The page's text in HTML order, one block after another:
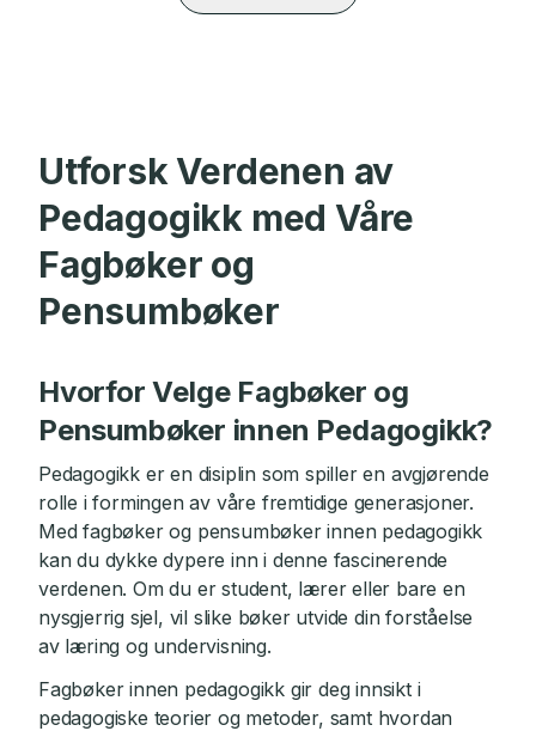
Utforsk Verdenen av
Pedagogikk med Våre
Fagbøker og
Pensumbøker
Hvorfor Velge Fagbøker og
Pensumbøker innen Pedagogikk?
Pedagogikk er en disiplin som spiller en avgjørende
rolle i formingen av våre fremtidige generasjoner.
Med fagbøker og pensumbøker innen pedagogikk
kan du dykke dypere inn i denne fascinerende
verdenen. Om du er student, lærer eller bare en
nysgjerrig sjel, vil slike bøker utvide din forståelse
av læring og undervisning.
Fagbøker innen pedagogikk gir deg innsikt i
pedagogiske teorier og metoder, samt hvordan